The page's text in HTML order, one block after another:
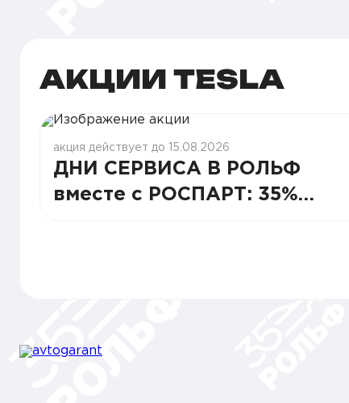
АКЦИИ TESLA
акция действует до 15.08.2026
ДНИ СЕРВИСА В РОЛЬФ
вместе с РОСПАРТ: 35%